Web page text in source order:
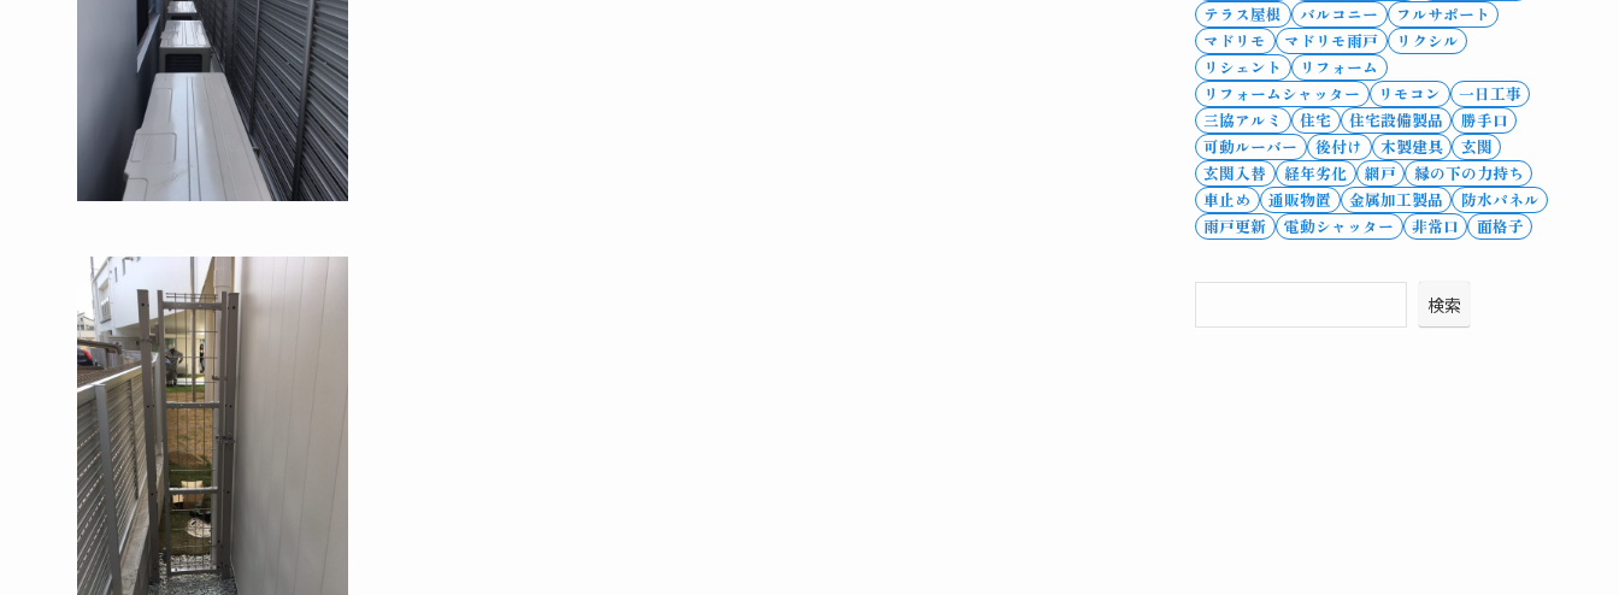
テラス屋根
バルコニー
フルサポート
マドリモ
マドリモ雨戸
リクシル
リシェント
リフォーム
リフォームシャッター
リモコン
一日工事
三協アルミ
住宅 住宅設備製品
勝手口
可動ルーバー
後付け 木製建具
玄関
玄関入替
経年劣化 網戸
縁の下の力持ち
車止め
通販物置 金属加工製品
防水パネル
雨戸更新
電動シャッター 非常口 面格子
検索